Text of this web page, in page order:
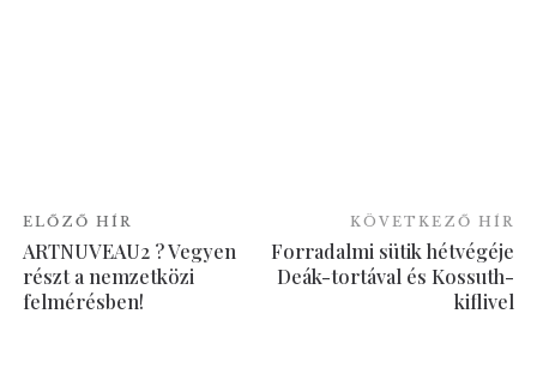
ELŐZŐ HÍR
ARTNUVEAU2 ? Vegyen
részt a nemzetközi
felmérésben!
KÖVETKEZŐ HÍR
Forradalmi sütik hétvégéje
Deák-tortával és Kossuth-
kiflivel